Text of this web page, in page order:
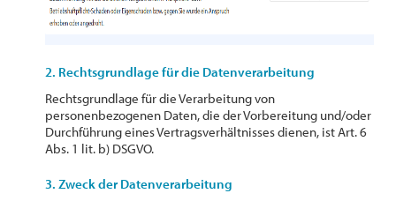
2. Rechtsgrundlage für die Datenverarbeitung
Rechtsgrundlage für die Verarbeitung von
personenbezogenen Daten, die der Vorbereitung und/oder
Durchführung eines Vertragsverhältnisses dienen, ist Art. 6
Abs. 1 lit. b) DSGVO.
3. Zweck der Datenverarbeitung